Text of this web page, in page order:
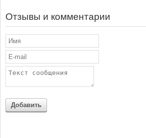
Отзывы и комментарии
Добавить